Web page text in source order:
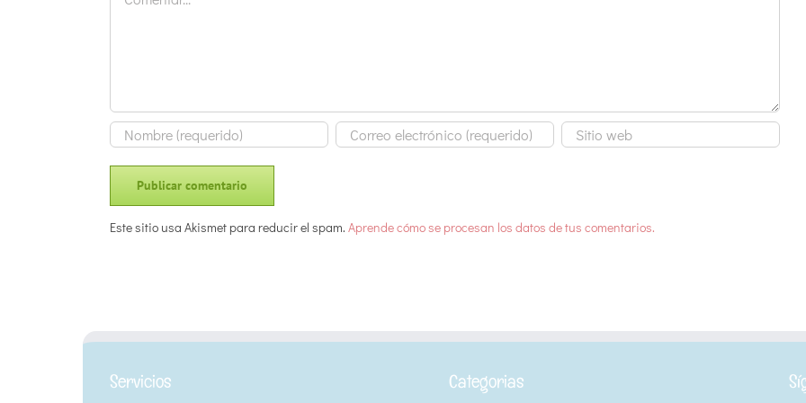
Este sitio usa Akismet para reducir el spam. Aprende cómo se procesan los datos de tus comentarios.
Servicios Categorias